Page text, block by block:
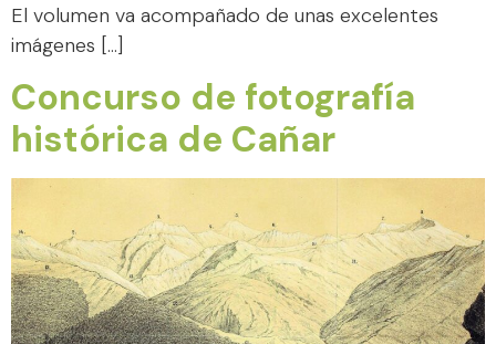
El volumen va acompañado de unas excelentes
imágenes […]
Concurso de fotografía
histórica de Cañar